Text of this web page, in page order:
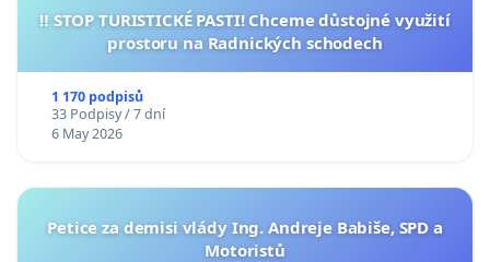
‼️ STOP TURISTICKÉ PASTI! Chceme důstojné využití
prostoru na Radnických schodech
1 170 podpisů
33 Podpisy / 7 dní
6 May 2026
Petice za demisi vlády Ing. Andreje Babiše, SPD a
Motoristů